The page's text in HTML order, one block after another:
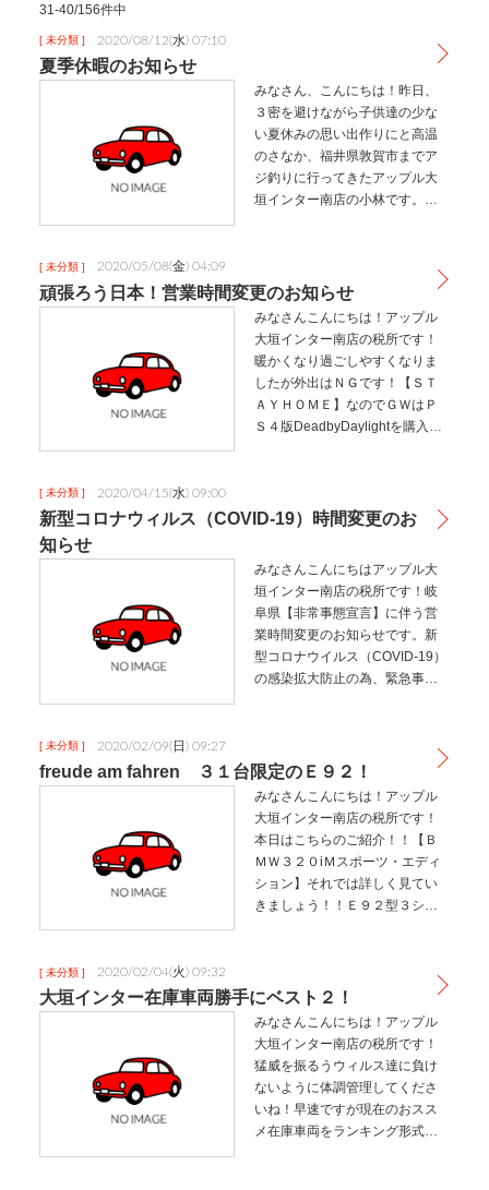
31-40/156件中
[ 未分類 ] 2020/08/12(水) 07:10
夏季休暇のお知らせ
みなさん、こんにちは！昨日、
３密を避けながら子供達の少な
い夏休みの思い出作りにと高温
のさなか、福井県敦賀市までア
ジ釣りに行ってきたアップル大
垣インター南店の小林です。ち
は１時間というかなり強行スケ
ジュール。そ…
[ 未分類 ] 2020/05/08(金) 04:09
頑張ろう日本！営業時間変更のお知らせ
みなさんこんにちは！アップル
大垣インター南店の税所です！
暖かくなり過ごしやすくなりま
したが外出はＮＧです！【ＳＴ
ＡＹＨＯＭＥ】なのでＧＷはＰ
Ｓ４版DeadbyDaylightを購入し
す。緊急事態宣言延長による…
[ 未分類 ] 2020/04/15(水) 09:00
新型コロナウィルス（COVID-19）時間変更のお
知らせ
みなさんこんにちはアップル大
垣インター南店の税所です！岐
阜県【非常事態宣言】に伴う営
業時間変更のお知らせです。新
型コロナウイルス（COVID-19）
の感染拡大防止の為、緊急事態
を短縮して営業いたします。皆
様に…
[ 未分類 ] 2020/02/09(日) 09:27
freude am fahren ３１台限定のＥ９２！
みなさんこんにちは！アップル
大垣インター南店の税所です！
本日はこちらのご紹介！！【Ｂ
ＭＷ３２０iＭスポーツ・エディ
ション】それでは詳しく見てい
きましょう！！Ｅ９２型３シリ
ーツパッケージ】装着車をベー
スに内外装…
[ 未分類 ] 2020/02/04(火) 09:32
大垣インター在庫車両勝手にベスト２！
みなさんこんにちは！アップル
大垣インター南店の税所です！
猛威を振るうウィルス達に負け
ないように体調管理してくださ
いね！早速ですが現在のおスス
メ在庫車両をランキング形式で